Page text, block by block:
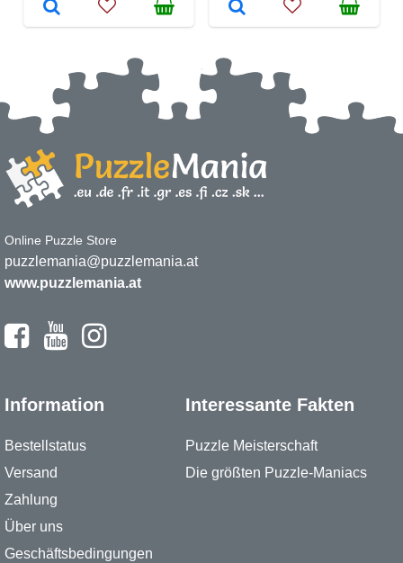
Online Puzzle Store
puzzlemania@puzzlemania.at
www.puzzlemania.at
Information
Bestellstatus
Versand
Zahlung
Über uns
Geschäftsbedingungen
Interessante Fakten
Puzzle Meisterschaft
Die größten Puzzle-Maniacs